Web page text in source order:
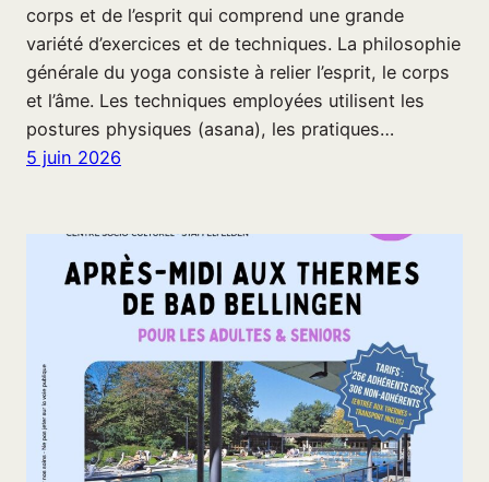
corps et de l’esprit qui comprend une grande
variété d’exercices et de techniques. La philosophie
générale du yoga consiste à relier l’esprit, le corps
et l’âme. Les techniques employées utilisent les
postures physiques (asana), les pratiques…
5 juin 2026